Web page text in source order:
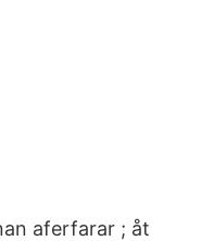
aferfarar ; åt